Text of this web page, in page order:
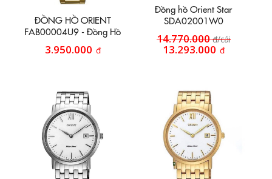
ĐỒNG HỒ ORIENT
FAB00004U9 - Đồng Hồ
18k 18K
3.950.000 đ
Đồng hồ Orient Star
SDA02001W0
14.770.000đ/cái
13.293.000 đ